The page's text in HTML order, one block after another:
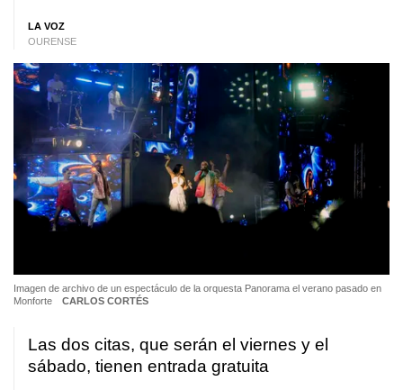
LA VOZ
OURENSE
Imagen de archivo de un espectáculo de la orquesta Panorama el verano pasado en
Monforte
CARLOS CORTÉS
Las dos citas, que serán el viernes y el
sábado, tienen entrada gratuita